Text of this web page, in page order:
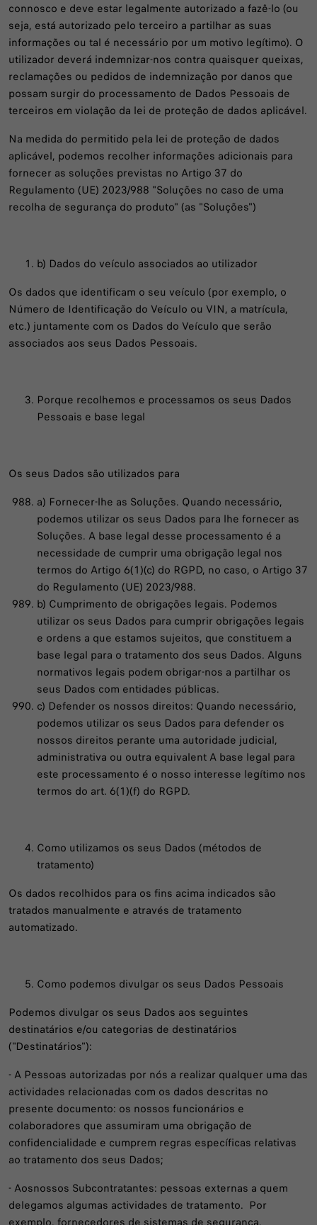
connosco e deve estar legalmente autorizado a fazê-lo (ou
seja, está autorizado pelo terceiro a partilhar as suas
informações ou tal é necessário por um motivo legítimo). O
utilizador deverá indemnizar-nos contra quaisquer queixas,
reclamações ou pedidos de indemnização por danos que
possam surgir do processamento de Dados Pessoais de
terceiros em violação da lei de proteção de dados aplicável.
Na medida do permitido pela lei de proteção de dados
aplicável, podemos recolher informações adicionais para
fornecer as soluções previstas no Artigo 37 do
Regulamento (UE) 2023/988 "Soluções no caso de uma
recolha de segurança do produto" (as "Soluções")
b) Dados do veículo associados ao utilizador
Os dados que identificam o seu veículo (por exemplo, o
Número de Identificação do Veículo ou VIN, a matrícula,
etc.) juntamente com os Dados do Veículo que serão
associados aos seus Dados Pessoais.
Porque recolhemos e processamos os seus Dados
Pessoais e base legal
Os seus Dados são utilizados para
a) Fornecer-lhe as Soluções. Quando necessário,
podemos utilizar os seus Dados para lhe fornecer as
Soluções. A base legal desse processamento é a
necessidade de cumprir uma obrigação legal nos
termos do Artigo 6(1)(c) do RGPD, no caso, o Artigo 37
do Regulamento (UE) 2023/988.
b) Cumprimento de obrigações legais. Podemos
utilizar os seus Dados para cumprir obrigações legais
e ordens a que estamos sujeitos, que constituem a
base legal para o tratamento dos seus Dados. Alguns
normativos legais podem obrigar-nos a partilhar os
seus Dados com entidades públicas.
c) Defender os nossos direitos: Quando necessário,
podemos utilizar os seus Dados para defender os
nossos direitos perante uma autoridade judicial,
administrativa ou outra equivalent A base legal para
este processamento é o nosso interesse legítimo nos
termos do art. 6(1)(f) do RGPD.
Como utilizamos os seus Dados (métodos de
tratamento)
Os dados recolhidos para os fins acima indicados são
tratados manualmente e através de tratamento
automatizado.
Como podemos divulgar os seus Dados Pessoais
Podemos divulgar os seus Dados aos seguintes
destinatários e/ou categorias de destinatários
("Destinatários"):
- A Pessoas autorizadas por nós a realizar qualquer uma das
actividades relacionadas com os dados descritas no
presente documento: os nossos funcionários e
colaboradores que assumiram uma obrigação de
confidencialidade e cumprem regras específicas relativas
ao tratamento dos seus Dados;
- Aosnossos Subcontratantes: pessoas externas a quem
delegamos algumas actividades de tratamento. Por